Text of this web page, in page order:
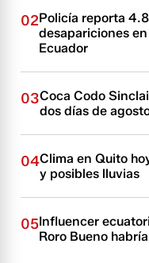
02Policía reporta
desapariciones
Ecuador
03Coca Codo
dos días de
04Clima en Quito
y posibles lluvias
05Influencer
Roro Bueno